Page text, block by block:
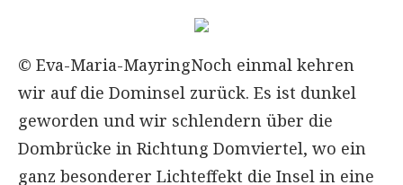
© Eva-Maria-MayringNoch einmal kehren
wir auf die Dominsel zurück. Es ist dunkel
geworden und wir schlendern über die
Dombrücke in Richtung Domviertel, wo ein
ganz besonderer Lichteffekt die Insel in eine